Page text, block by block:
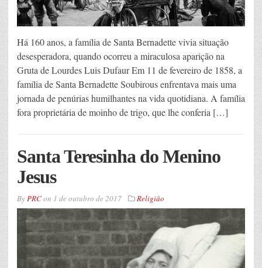
Há 160 anos, a família de Santa Bernadette vivia situação
desesperadora, quando ocorreu a miraculosa aparição na
Gruta de Lourdes Luis Dufaur Em 11 de fevereiro de 1858, a
família de Santa Bernadette Soubirous enfrentava mais uma
jornada de penúrias humilhantes na vida quotidiana. A família
fora proprietária de moinho de trigo, que lhe conferia […]
Santa Teresinha do Menino
Jesus
By PRCon 1 de outubro de 2017 Religião